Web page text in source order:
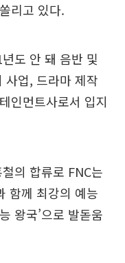
리고 있다.
도 안 돼 음반 및
사업, 드라마 제작
인먼트사로서 입지
의 합류로 FNC는
함께 최강의 예능
왕국’으로 발돋움